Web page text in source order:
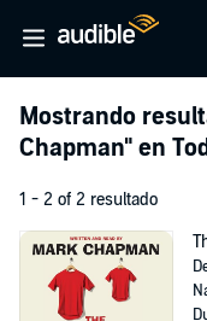
Mostrando
Chapman" en
1 - 2 of 2 resultado